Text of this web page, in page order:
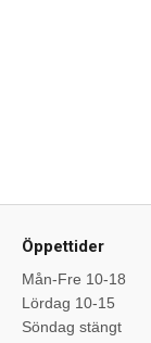
Öppettider
Mån-Fre 10-18
Lördag 10-15
Söndag stängt